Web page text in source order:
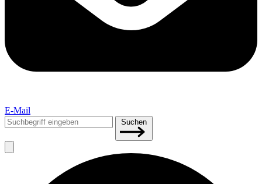
E-Mail
Suchen
nach:
Suchen